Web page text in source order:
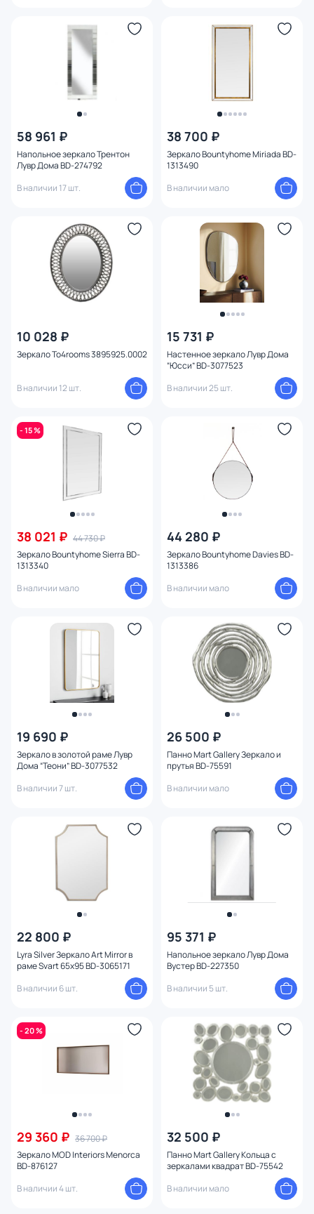
58 961 ₽
Напольное зеркало Трентон
Лувр Дома BD-274792
В наличии 17 шт.
38 700 ₽
Зеркало Bountyhome Miriada BD-
1313490
В наличии мало
10 028 ₽
Зеркало To4rooms 3895925.0002
В наличии 12 шт.
15 731 ₽
Настенное зеркало Лувр Дома
“Юсси” BD-3077523
В наличии 25 шт.
- 15 %
38 021 ₽ 44 730 ₽
Зеркало Bountyhome Sierra BD-
1313340
В наличии мало
44 280 ₽
Зеркало Bountyhome Davies BD-
1313386
В наличии мало
19 690 ₽
Зеркало в золотой раме Лувр
Дома “Теони” BD-3077532
В наличии 7 шт.
26 500 ₽
Панно Mart Gallery Зеркало и
прутья BD-75591
В наличии мало
22 800 ₽
Lyra Silver Зеркало Art Mirror в
раме Svart 65х95 BD-3065171
В наличии 6 шт.
95 371 ₽
Напольное зеркало Лувр Дома
Вустер BD-227350
В наличии 5 шт.
- 20 %
29 360 ₽ 36 700 ₽
Зеркало MOD Interiors Menorca
BD-876127
В наличии 4 шт.
32 500 ₽
Панно Mart Gallery Кольца с
зеркалами квадрат BD-75542
В наличии мало